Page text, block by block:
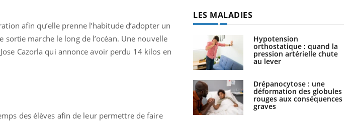
afin qu’elle prenne l’habitude d’adopter un
marche le long de l’océan. Une nouvelle
Cazorla qui annonce avoir perdu 14 kilos en
des élèves afin de leur permettre de faire
LES MALADIES
Hypotension
orthostatique : quand la
pression artérielle chute
au lever
Drépanocytose : une
déformation des globules
rouges aux conséquences
graves